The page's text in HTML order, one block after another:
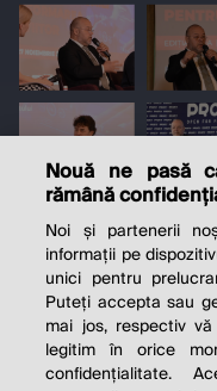
Nouă ne pasă
rămână
Noi și partenerii
informații pe
unici pentru
Puteți accepta sau
mai jos, respectiv
legitim în orice
confidențialitate.